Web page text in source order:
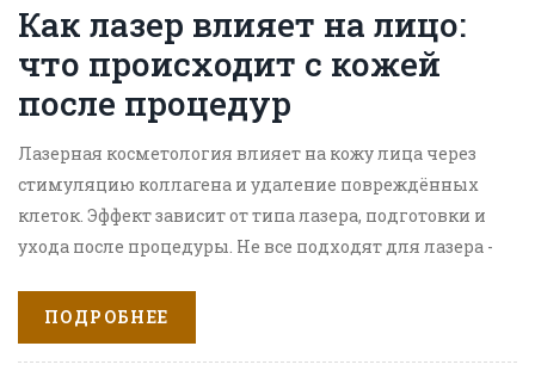
Как лазер влияет на лицо:
что происходит с кожей
после процедур
Лазерная косметология влияет на кожу лица через
стимуляцию коллагена и удаление повреждённых
клеток. Эффект зависит от типа лазера, подготовки и
ухода после процедуры. Не все подходят для лазера -
ПОДРОБНЕЕ